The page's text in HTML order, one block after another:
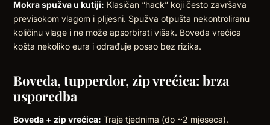
Mokra spužva u kutiji: Klasičan “hack” koji često završava
previsokom vlagom i plijesni. Spužva otpušta nekontroliranu
količinu vlage i ne može apsorbirati višak. Boveda vrećica
košta nekoliko eura i odrađuje posao bez rizika.
Boveda, tupperdor, zip vrećica: brza
usporedba
Boveda + zip vrećica: Traje tjednima (do ~2 mjeseca).